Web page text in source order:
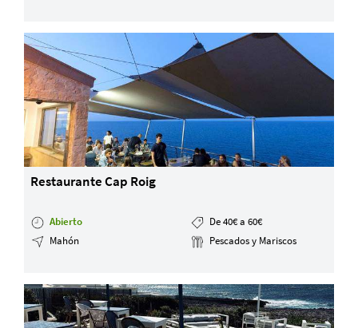
Restaurante Cap Roig
Abierto
De 40€ a 60€
Mahón
Pescados y Mariscos